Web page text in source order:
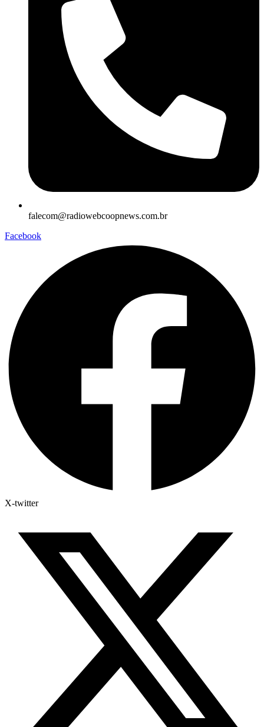
falecom@radiowebcoopnews.com.br
Facebook
X-twitter